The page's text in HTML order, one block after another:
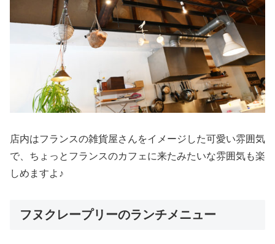
店内はフランスの雑貨屋さんをイメージした可愛い雰囲気
で、ちょっとフランスのカフェに来たみたいな雰囲気も楽
しめますよ♪
フヌクレープリーのランチメニュー